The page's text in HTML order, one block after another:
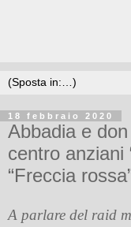
18 febbraio 2020
Abbadia e
centro anziani
“Freccia
A parlare del raid